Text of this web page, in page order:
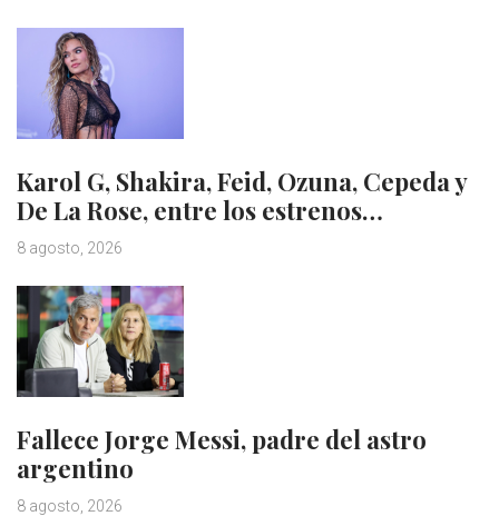
Karol G, Shakira, Feid, Ozuna, Cepeda y
De La Rose, entre los estrenos…
8 agosto, 2026
Fallece Jorge Messi, padre del astro
argentino
8 agosto, 2026